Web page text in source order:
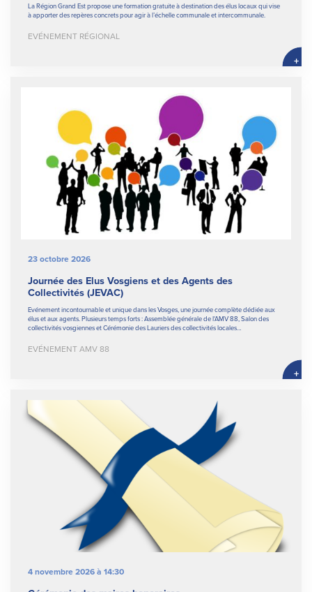
La Région Grand Est propose une formation gratuite à destination des élus locaux qui vise
à apporter des repères concrets pour agir à l’échelle communale et intercommunale.
EVÉNEMENT RÉGIONAL
+
23 octobre 2026
Journée des Elus Vosgiens et des Agents des
Collectivités (JEVAC)
Evénement incontournable et unique dans les Vosges, une journée complète dédiée aux
élus et aux agents. Plusieurs temps forts : Assemblée générale de l'AMV 88, Salon des
collectivités vosgiennes et Cérémonie des Lauriers des collectivités locales…
EVÉNEMENT AMV 88
+
4 novembre 2026 à 14:30